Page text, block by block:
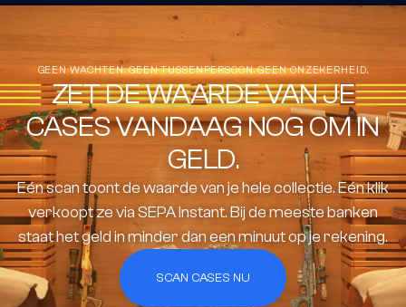
GEEN WACHTEN. GEEN TUSSENPERSOON. GEEN ONZEKERHEID.
ZET DE WAARDE VAN JE
CASES VANDAAG NOG OM IN
GELD.
Eén scan toont de waarde van je hele collectie. Eén klik
verkoopt ze via SEPA Instant. Bij de meeste banken
staat het geld in minder dan een minuut op je rekening.
SCAN CASES NU